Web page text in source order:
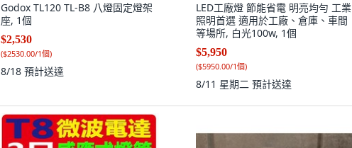
Godox TL120 TL-B8 八燈固定燈架
座, 1個
$2,530
($2530.00/1個)
8/18 預計送達
LED工廠燈 節能省電 明亮均勻 工業
照明首選 適用於工廠、倉庫、車間
等場所, 白光100w, 1個
$5,950
($5950.00/1個)
8/11 星期二 預計送達